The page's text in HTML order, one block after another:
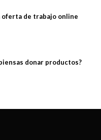
oferta de trabajo online
donar productos?